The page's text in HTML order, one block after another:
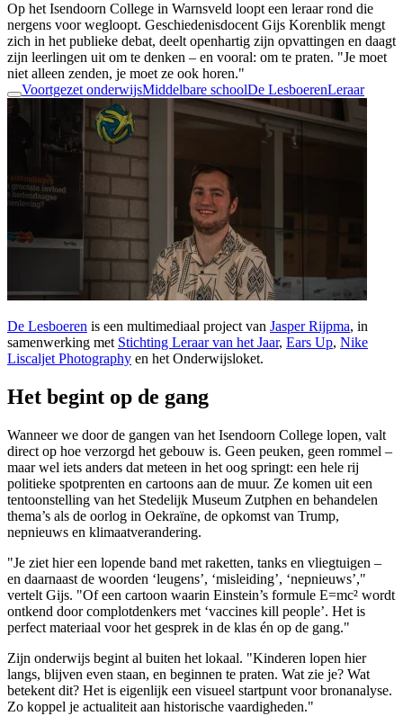
Op het Isendoorn College in Warnsveld loopt een leraar rond die
nergens voor wegloopt. Geschiedenisdocent Gijs Korenblik mengt
zich in het publieke debat, deelt openhartig zijn opvattingen en daagt
zijn leerlingen uit om te denken – en vooral: om te praten. "Je moet
niet alleen zenden, je moet ze ook horen."
Voortgezet onderwijsMiddelbare schoolDe LesboerenLeraar
De Lesboeren is een multimediaal project van Jasper Rijpma, in
samenwerking met Stichting Leraar van het Jaar, Ears Up, Nike
Liscaljet Photography en het Onderwijsloket.
Het begint op de gang
Wanneer we door de gangen van het Isendoorn College lopen, valt
direct op hoe verzorgd het gebouw is. Geen peuken, geen rommel –
maar wel iets anders dat meteen in het oog springt: een hele rij
politieke spotprenten en cartoons aan de muur. Ze komen uit een
tentoonstelling van het Stedelijk Museum Zutphen en behandelen
thema’s als de oorlog in Oekraïne, de opkomst van Trump,
nepnieuws en klimaatverandering.
"Je ziet hier een lopende band met raketten, tanks en vliegtuigen –
en daarnaast de woorden ‘leugens’, ‘misleiding’, ‘nepnieuws’,"
vertelt Gijs. "Of een cartoon waarin Einstein’s formule E=mc² wordt
ontkend door complotdenkers met ‘vaccines kill people’. Het is
perfect materiaal voor het gesprek in de klas én op de gang."
Zijn onderwijs begint al buiten het lokaal. "Kinderen lopen hier
langs, blijven even staan, en beginnen te praten. Wat zie je? Wat
betekent dit? Het is eigenlijk een visueel startpunt voor bronanalyse.
Zo koppel je actualiteit aan historische vaardigheden."